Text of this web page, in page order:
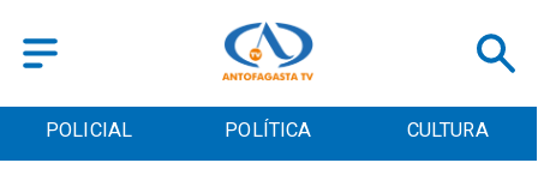
POLICIAL POLÍTICA CULTURA